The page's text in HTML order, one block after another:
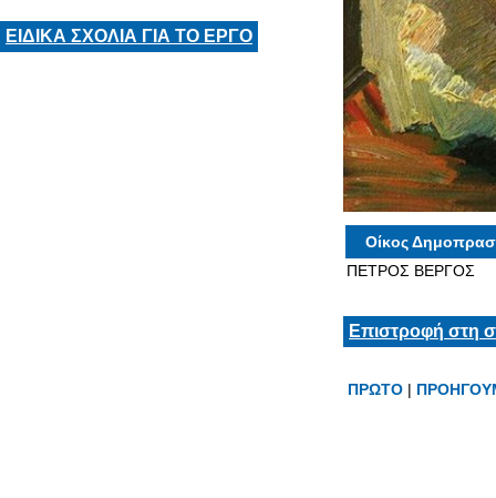
ΕΙΔΙΚΑ ΣΧΟΛΙΑ ΓΙΑ ΤΟ ΕΡΓΟ
Οίκος
ΠΕΤΡΟΣ ΒΕΡΓΟΣ
Επιστροφή στη
ΠΡΩΤΟ |